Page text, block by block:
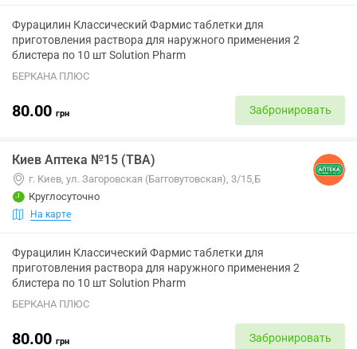
Фурацилин Классический Фармис таблетки для
приготовления раствора для наружного применения 2
блистера по 10 шт Solution Pharm
БЕРКАНА ПЛЮС
80.00 грн Забронировать
Киев Аптека №15 (ТВА)
г. Киев, ул. Загоровская (Багговутовская), 3/15,Б
Круглосуточно
На карте
Фурацилин Классический Фармис таблетки для
приготовления раствора для наружного применения 2
блистера по 10 шт Solution Pharm
БЕРКАНА ПЛЮС
80.00 грн Забронировать